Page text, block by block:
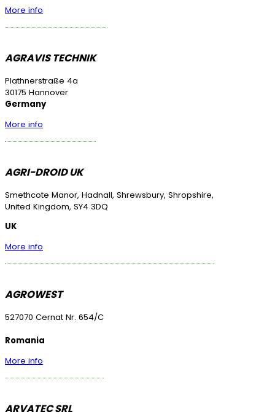
More info
AGRAVIS TECHNIK
Plathnerstraße 4a
30175 Hannover
Germany
More info
AGRI-DROID UK
Smethcote Manor, Hadnall, Shrewsbury, Shropshire,
United Kingdom, SY4 3DQ
UK
More info
AGROWEST
527070 Cernat Nr. 654/C
Romania
More info
ARVATEC SRL